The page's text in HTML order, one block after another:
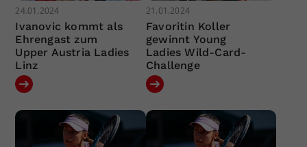
24.01.2024
Ivanovic kommt als
Ehrengast zum
Upper Austria Ladies
Linz
21.01.2024
Favoritin Koller
gewinnt Young
Ladies Wild-Card-
Challenge